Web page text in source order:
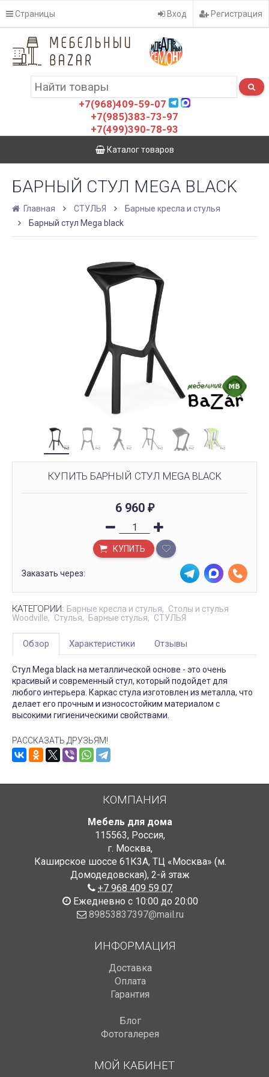
Страницы Вход Регистрация
+7(968)409-59-07
+7(985)383-73-97
+7(499)390-78-93
Каталог товаров
БАРНЫЙ СТУЛ MEGA BLACK
Главная СТУЛЬЯ
Барные кресла и стулья
Барный стул Mega black
КУПИТЬ БАРНЫЙ СТУЛ MEGA BLACK
6 960 ₽
КУПИТЬ
Заказать через:
КАТЕГОРИИ: Барные кресла и стулья
Столы и стулья
Woodville
Стулья Барные стулья СТУЛЬЯ
Обзор Характеристики Отзывы
Стул Mega black на металлической основе - это очень
красивый и современный стул, который подойдет для
любого интерьера. Каркас стула изготовлен из металла, что
делает его прочным и износостойким материалом с
высокими гигиеническими свойствами.
РАССКАЗАТЬ ДРУЗЬЯМ!
КОМПАНИЯ
Мебель для дома
115563, Россия,
г. Москва,
Каширское шоссе 61К3А, ТЦ «Москва» (м.
Домодедовская), 2-й этаж
+7 968 409 59 07
Ежедневно с 10:00 до 20:00
89853837397@mail.ru
ИНФОРМАЦИЯ
Доставка
Оплата
Гарантия
Блог
Фотогалерея
МОЙ КАБИНЕТ